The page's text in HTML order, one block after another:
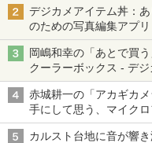
デジカメアイテム丼：
のための写真編集アプ
る「Filmator」
岡嶋和幸の「あとで買
クーラーボックス - デ
赤城耕一の「アカギカ
手にして思う、マイク
カルスト台地に音が響